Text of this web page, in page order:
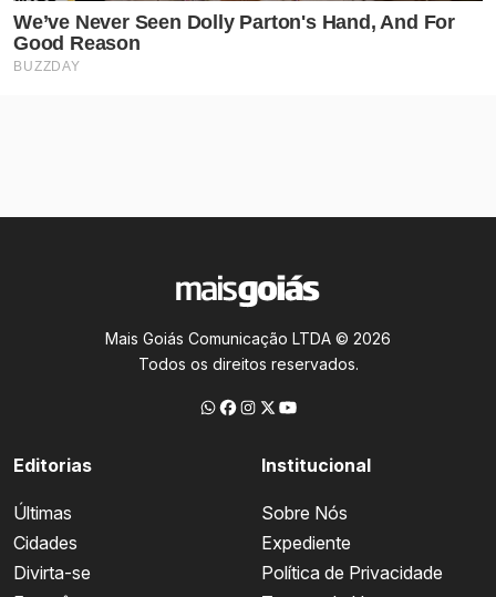
Mais Goiás Comunicação LTDA © 2026
Todos os direitos reservados.
Editorias
Últimas
Cidades
Divirta-se
Institucional
Sobre Nós
Expediente
Política de Privacidade